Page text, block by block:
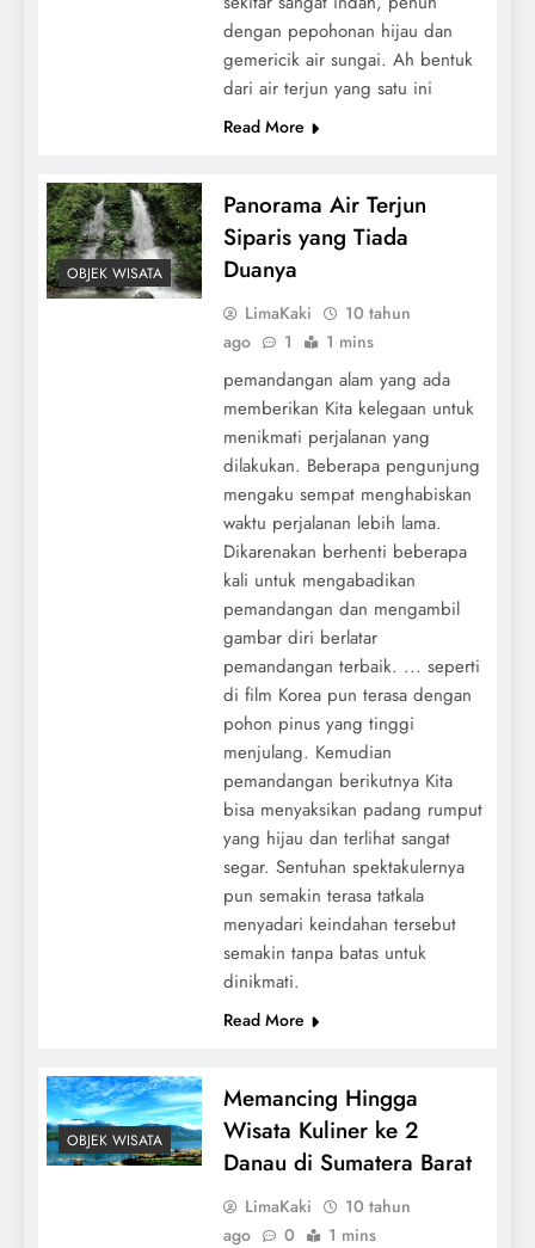
dengan pepohonan hijau dan
gemericik air sungai. Ah bentuk
dari air terjun yang satu ini
Read More
OBJEK WISATA
Panorama Air Terjun
Siparis yang Tiada
Duanya
LimaKaki
10 tahun
ago
1 1 mins
pemandangan alam yang ada
memberikan Kita kelegaan untuk
menikmati perjalanan yang
dilakukan. Beberapa pengunjung
mengaku sempat menghabiskan
waktu perjalanan lebih lama.
Dikarenakan berhenti beberapa
kali untuk mengabadikan
pemandangan dan mengambil
gambar diri berlatar
pemandangan terbaik. ... seperti
di film Korea pun terasa dengan
pohon pinus yang tinggi
menjulang. Kemudian
pemandangan berikutnya Kita
bisa menyaksikan padang rumput
yang hijau dan terlihat sangat
segar. Sentuhan spektakulernya
pun semakin terasa tatkala
menyadari keindahan tersebut
semakin tanpa batas untuk
dinikmati.
Read More
OBJEK WISATA
Memancing Hingga
Wisata Kuliner ke 2
Danau di Sumatera Barat
LimaKaki
10 tahun
ago
0 1 mins